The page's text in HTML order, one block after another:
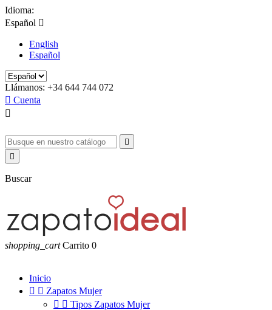
Idioma:
Español 
English
Español
Llámanos: +34 644 744 072
 Cuenta



Buscar
shopping_cart Carrito 0
Inicio
  Zapatos Mujer
  Tipos Zapatos Mujer